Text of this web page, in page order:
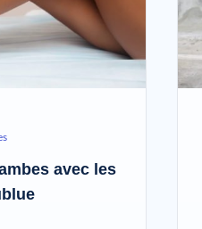
avec les